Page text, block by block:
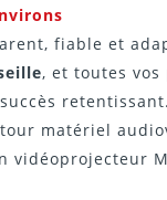
fiable et
, et toutes
retentissant.
matériel
vidéoprojecteur